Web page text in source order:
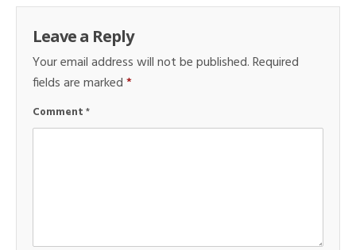
Leave a Reply
Your email address will not be published.Required
fields are marked*
Comment*